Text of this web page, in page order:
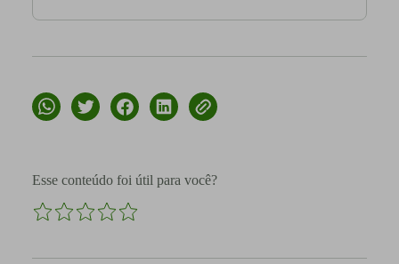
Esse conteúdo foi útil para você?